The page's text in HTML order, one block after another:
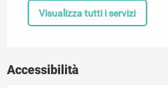
Visualizza tutti i servizi
Accessibilità